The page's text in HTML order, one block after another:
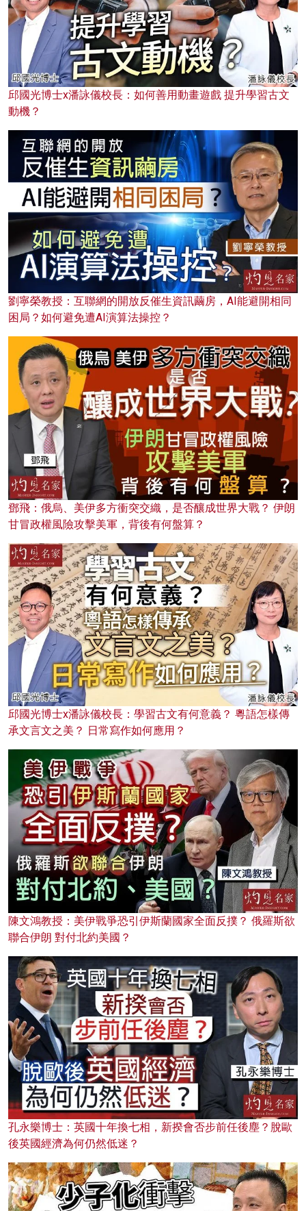
邱國光博士x潘詠儀校長：如何善用動畫遊戲 提升學習古文
動機？
劉寧榮教授：互聯網的開放反催生資訊繭房，AI能避開相同
困局？如何避免遭AI演算法操控？
鄧飛：俄烏、美伊多方衝突交織，是否釀成世界大戰？ 伊朗
甘冒政權風險攻擊美軍，背後有何盤算？
邱國光博士x潘詠儀校長：學習古文有何意義？ 粵語怎樣傳
承文言文之美？ 日常寫作如何應用？
陳文鴻教授：美伊戰爭恐引伊斯蘭國家全面反撲？ 俄羅斯欲
聯合伊朗 對付北約美國？
孔永樂博士：英國十年換七相，新揆會否步前任後塵？脫歐
後英國經濟為何仍然低迷？